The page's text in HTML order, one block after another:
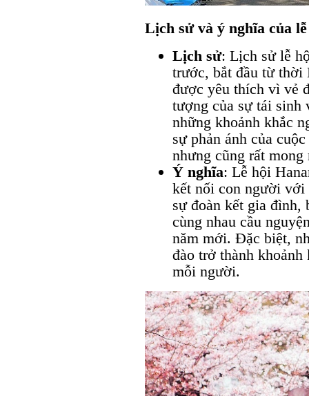
Lịch sử và ý nghĩa của
Lịch sử: Lịch sử lễ
trước, bắt đầu từ thời
được yêu thích vì vẻ
tượng của sự tái sinh
những khoảnh khắc
sự phản ánh của
nhưng cũng rất mong
Ý nghĩa: Lễ hội
kết nối con người với
sự đoàn kết gia
cùng nhau cầu
năm mới. Đặc biệt,
đào trở thành khoảnh
mỗi người.